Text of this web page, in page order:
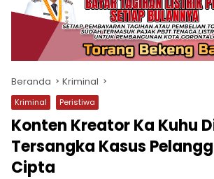
Beranda Kriminal
Kriminal Peristiwa
Konten Kreator Ka Kuhu
Tersangka Kasus
Cipta